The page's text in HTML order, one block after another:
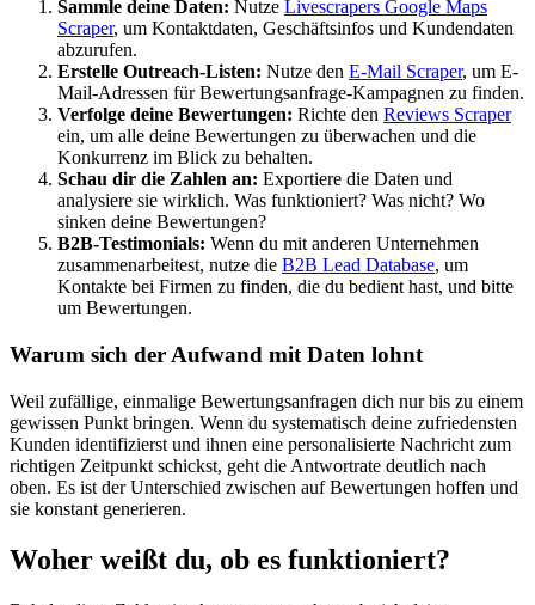
Sammle deine Daten: Nutze Livescrapers Google Maps
Scraper, um Kontaktdaten, Geschäftsinfos und Kundendaten
abzurufen.
Erstelle Outreach-Listen: Nutze den E-Mail Scraper, um E-
Mail-Adressen für Bewertungsanfrage-Kampagnen zu finden.
Verfolge deine Bewertungen: Richte den Reviews Scraper
ein, um alle deine Bewertungen zu überwachen und die
Konkurrenz im Blick zu behalten.
Schau dir die Zahlen an: Exportiere die Daten und
analysiere sie wirklich. Was funktioniert? Was nicht? Wo
sinken deine Bewertungen?
B2B-Testimonials: Wenn du mit anderen Unternehmen
zusammenarbeitest, nutze die B2B Lead Database, um
Kontakte bei Firmen zu finden, die du bedient hast, und bitte
um Bewertungen.
Warum sich der Aufwand mit Daten lohnt
Weil zufällige, einmalige Bewertungsanfragen dich nur bis zu einem
gewissen Punkt bringen. Wenn du systematisch deine zufriedensten
Kunden identifizierst und ihnen eine personalisierte Nachricht zum
richtigen Zeitpunkt schickst, geht die Antwortrate deutlich nach
oben. Es ist der Unterschied zwischen auf Bewertungen hoffen und
sie konstant generieren.
Woher weißt du, ob es funktioniert?